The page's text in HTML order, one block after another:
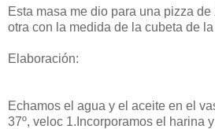
Esta masa me dio para una pizza
otra con la medida de la cubeta de
Elaboración:
Echamos el agua y el aceite en el
37º, veloc 1.Incorporamos el harina